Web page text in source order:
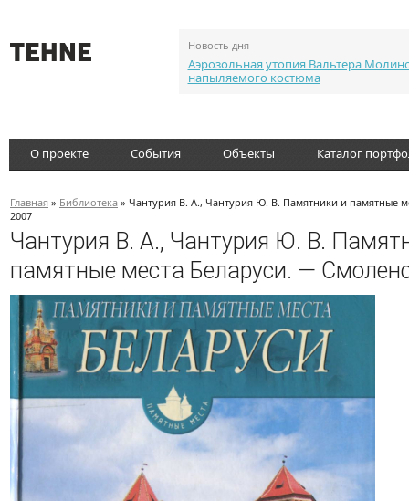
Новость дня
Аэрозольная утопия Вальтера
напыляемого костюма
О проекте События Объекты Каталог
Главная » Библиотека » Чантурия В. А., Чантурия Ю. В. Памятники и памятные
2007
Чантурия В. А., Чантурия Ю. В.
памятные места Беларуси. —